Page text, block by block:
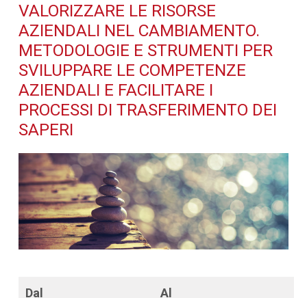
per sviluppare le
competenze aziendali e
facilitare i processi di
trasferimento dei saperi -
Dettaglio corso di
formazione
VALORIZZARE LE RISORSE
AZIENDALI NEL CAMBIAMENTO.
METODOLOGIE E STRUMENTI PER
SVILUPPARE LE COMPETENZE
AZIENDALI E FACILITARE I
PROCESSI DI TRASFERIMENTO DEI
SAPERI
Dal Al